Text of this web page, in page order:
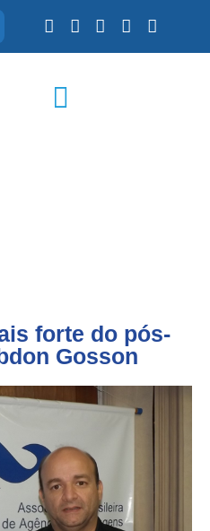
forte do pós-
Gosson